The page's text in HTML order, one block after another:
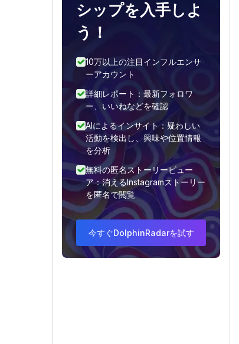
シップを入手しよ
う！
10万以上の注目インフルエンサ
ーアカウント
詳細レポート：最新フォロワ
ー、いいねなどを確認
AIによるインサイト：疑わしい
活動を検出し、興味や位置情報
を分析
無料の匿名ストーリービュー
ア：消えるInstagramストーリー
を匿名で閲覧
今すぐDolphinRadarを試す